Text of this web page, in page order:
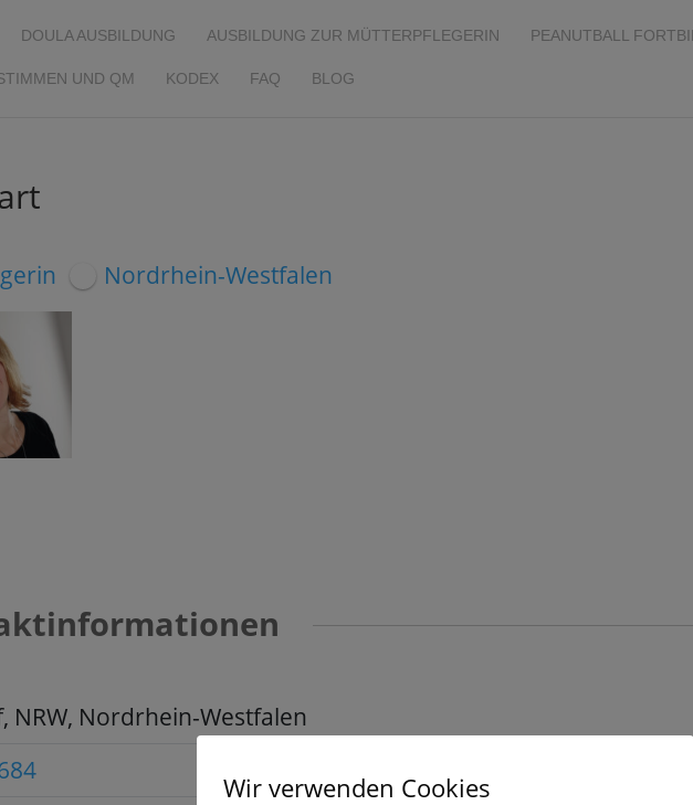
DOULA AUSBILDUNG AUSBILDUNG ZUR MÜTTERPFLEGERIN PEANUTBALL
UND QM KODEX FAQ BLOG
Nordrhein-Westfalen
NRW, Nordrhein-Westfalen
Wir verwenden Cookies